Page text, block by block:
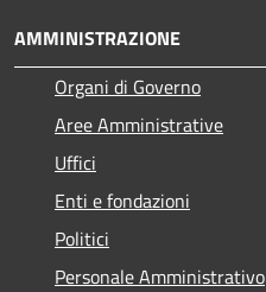
AMMINISTRAZIONE
Organi di Governo
Aree Amministrative
Uffici
Enti e fondazioni
Politici
Personale Amministrativo